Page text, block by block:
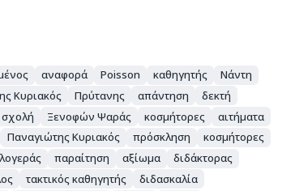
αναφορά Poisson καθηγητής
Νάντη
Κυριακός Πρύτανης απάντηση
δεκτή
Ξενοφών Ψαράς κοσμήτορες
αιτήματα
Παναγιώτης Κυριακός πρόσκληση
κοσμήτορες
παραίτηση αξίωμα
διδάκτορας
τακτικός καθηγητής
διδασκαλία